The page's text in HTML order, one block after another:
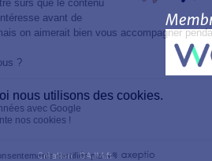
Création :DAJM.fr